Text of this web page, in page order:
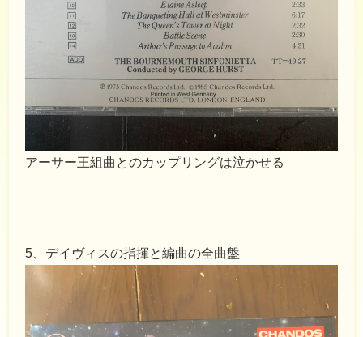
アーサー王組曲とのカップリングは泣かせる
5、デイヴィスの指揮と編曲の全曲盤